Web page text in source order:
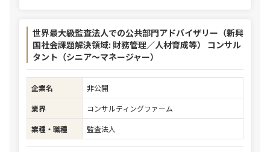
世界最大級監査法人での公共部門アドバイザリー（新興
国社会課題解決領域: 財務管理／人材育成等） コンサル
タント（シニア～マネージャー）
企業名
非公開
業界
コンサルティングファーム
業種・職種
監査法人